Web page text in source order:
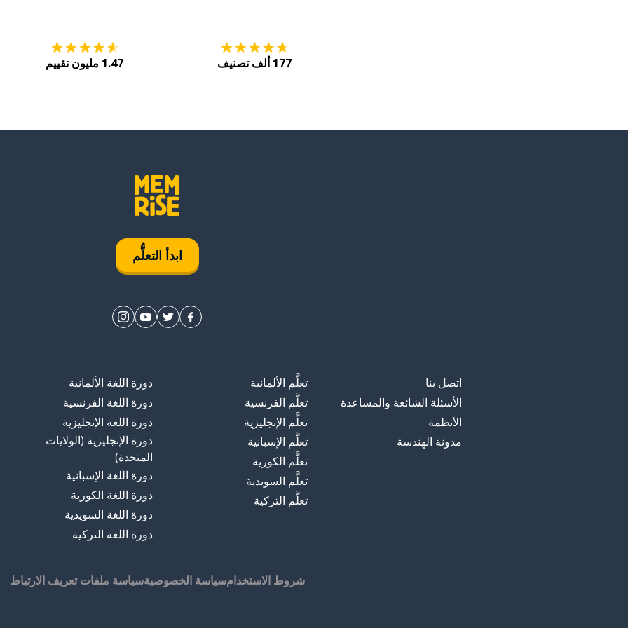
177 ألف تصنيف 1.47 مليون تقييم
ابدأ التعلُّم
اتصل بنا
الأسئلة الشائعة والمساعدة
الأنظمة
مدونة الهندسة
تعلَّم الألمانية
تعلَّم الفرنسية
تعلَّم الإنجليزية
تعلَّم الإسبانية
تعلَّم الكورية
تعلَّم السويدية
تعلَّم التركية
دورة اللغة الألمانية
دورة اللغة الفرنسية
دورة اللغة الإنجليزية
دورة الإنجليزية (الولايات
المتحدة)
دورة اللغة الإسبانية
دورة اللغة الكورية
دورة اللغة السويدية
دورة اللغة التركية
شروط الاستخدامسياسة الخصوصيةسياسة ملفات تعريف الارتباط